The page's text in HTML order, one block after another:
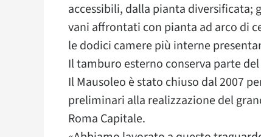
accessibili, dalla pianta
vani affrontati con pianta ad arco di
le dodici camere più interne
Il tamburo esterno conserva parte
Il Mausoleo è stato chiuso dal 2007
preliminari alla realizzazione del
Roma Capitale.